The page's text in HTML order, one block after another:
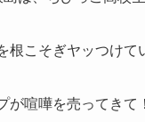
根こそぎヤッつけて
が喧嘩を売ってきて！